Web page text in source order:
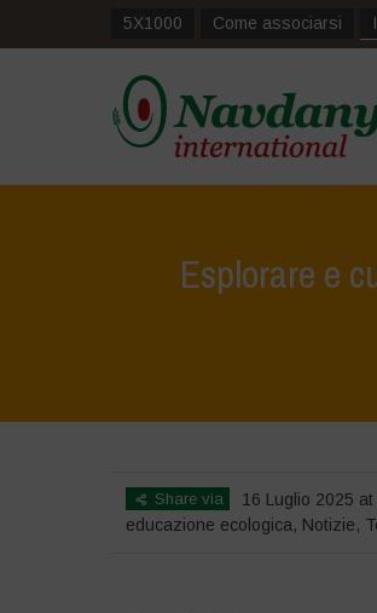
5X1000 Come associarsi
Esplorare e
Share via 16 Luglio 2025
educazione ecologica, Notizie,